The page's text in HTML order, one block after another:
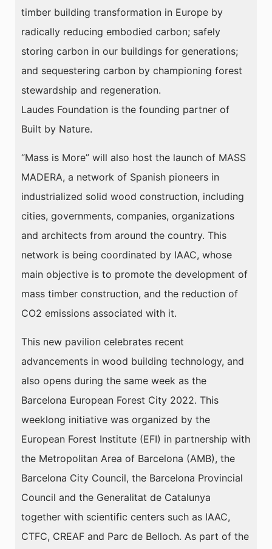
timber building transformation in Europe by
radically reducing embodied carbon; safely
storing carbon in our buildings for generations;
and sequestering carbon by championing forest
stewardship and regeneration.
Laudes Foundation is the founding partner of
Built by Nature.
“Mass is More” will also host the launch of MASS
MADERA, a network of Spanish pioneers in
industrialized solid wood construction, including
cities, governments, companies, organizations
and architects from around the country. This
network is being coordinated by IAAC, whose
main objective is to promote the development of
mass timber construction, and the reduction of
CO2 emissions associated with it.
This new pavilion celebrates recent
advancements in wood building technology, and
also opens during the same week as the
Barcelona European Forest City 2022. This
weeklong initiative was organized by the
European Forest Institute (EFI) in partnership with
the Metropolitan Area of Barcelona (AMB), the
Barcelona City Council, the Barcelona Provincial
Council and the Generalitat de Catalunya
together with scientific centers such as IAAC,
CTFC, CREAF and Parc de Belloch. As part of the